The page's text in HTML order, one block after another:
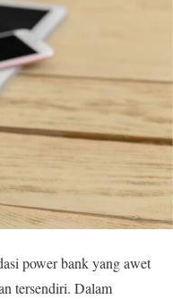
power bank yang awet
tersendiri. Dalam